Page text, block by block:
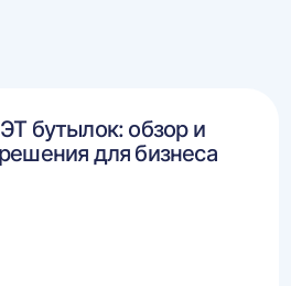
бутылок: обзор и
для бизнеса